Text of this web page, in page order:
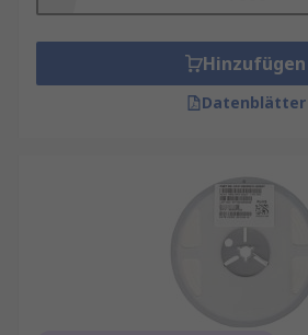
Hinzufügen
Datenblätter